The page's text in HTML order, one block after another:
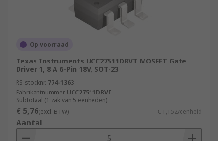
Op voorraad
Texas Instruments UCC27511DBVT MOSFET Gate
Driver 1, 8 A 6-Pin 18V, SOT-23
RS-stocknr. 774-1363
Fabrikantnummer UCC27511DBVT
Subtotaal (1 zak van 5 eenheden)
€ 5,76(excl. BTW) € 1,152/eenheid
Aantal